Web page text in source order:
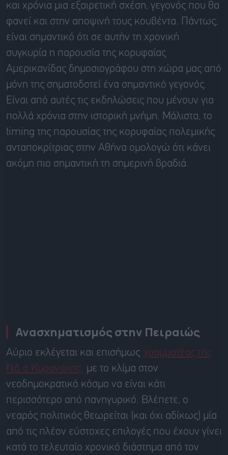
και χρόνια μια εξαιρετική σχέση, γεγονός που θα
φανεί και στην αποψινή τους κουβέντα. Πάντως,
είναι σημαντικό ότι σε αυτήν τη χρονική
συγκυρία η παρουσία της κορυφαίας
Αμερικανίδας δημοσιογράφου στη χώρα μας από
μόνη της σηματοδοτεί ένα σημαντικό γεγονός.
Είναι από αυτές τις εκδηλώσεις που μένουν για
πολλά χρόνια στην ιστορική μνήμη. Μάλιστα, το
timing της παρουσίας της κορυφαίας πολεμικής
ανταποκρίτριας στην Αθήνα ομολογώ ότι κάνει
ακόμη πιο σημαντική τη σημερινή βραδιά.
Ανασχηματισμός στην Πειραιώς
Αύριο εκλέγεται και επισήμως γραμματέας της
ΝΔ ο Κυρανάκης,
με το κλίμα στον
νεοδημοκρατικό κόσμο να είναι κάτι
περισσότερο από πανηγυρικό. Βλέπετε, ο
νεαρός πολιτικός θεωρείται (και όχι αδίκως) μία
από τις πλέον εύστοχες επιλογές που έχουν γίνει
κατά το τελευταίο χρονικό διάστημα από τον